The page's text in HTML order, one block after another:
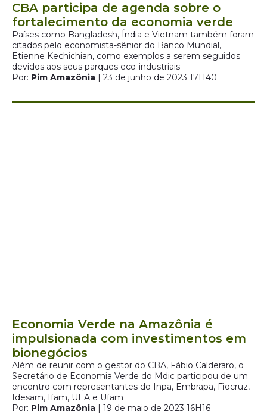
CBA participa de agenda sobre o
fortalecimento da economia verde
Países como Bangladesh, Índia e Vietnam também foram
citados pelo economista-sênior do Banco Mundial,
Etienne Kechichian, como exemplos a serem seguidos
devidos aos seus parques eco-industriais
Por: Pim Amazônia | 23 de junho de 2023 17H40
Economia Verde na Amazônia é
impulsionada com investimentos em
bionegócios
Além de reunir com o gestor do CBA, Fábio Calderaro, o
Secretário de Economia Verde do Mdic participou de um
encontro com representantes do Inpa, Embrapa, Fiocruz,
Idesam, Ifam, UEA e Ufam
Por: Pim Amazônia | 19 de maio de 2023 16H16